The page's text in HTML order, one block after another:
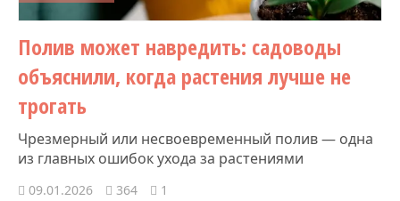
Полив может навредить: садоводы
объяснили, когда растения лучше не
трогать
Чрезмерный или несвоевременный полив — одна
из главных ошибок ухода за растениями
09.01.2026 364 1